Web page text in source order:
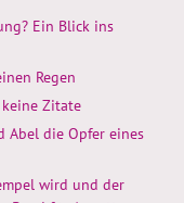
Ein Blick ins
Regen
Zitate
Abel die Opfer eines
wird und der